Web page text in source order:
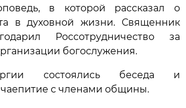
в которой рассказал о
в духовной жизни. Священник
Россотрудничество за
богослужения.
состоялись беседа и
с членами общины.